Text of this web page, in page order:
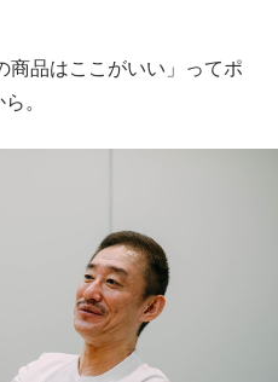
品はここがいい」ってポ
。